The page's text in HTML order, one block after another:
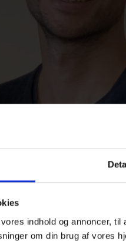
indhold og annoncer,
om din brug af vores